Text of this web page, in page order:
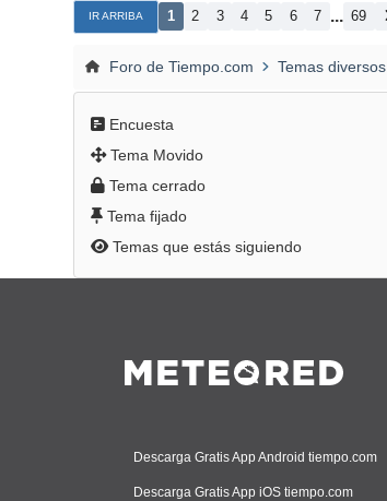
IR ARRIBA 1 2 3 4 5 6 7 ... 69
Foro de Tiempo.com Temas diversos
Encuesta
Tema Movido
Tema cerrado
Tema fijado
Temas que estás siguiendo
Descarga Gratis App Android tiempo.com
Descarga Gratis App iOS tiempo.com